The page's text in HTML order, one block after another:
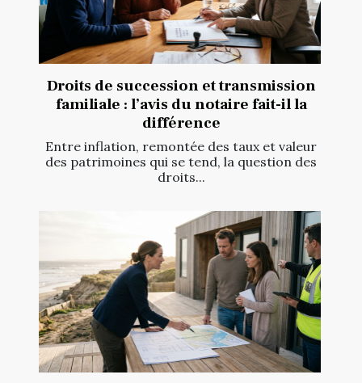
Droits de succession et transmission
familiale : l’avis du notaire fait-il la
différence
Entre inflation, remontée des taux et valeur
des patrimoines qui se tend, la question des
droits...